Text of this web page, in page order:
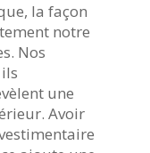
la façon
notre
Nos
une
Avoir